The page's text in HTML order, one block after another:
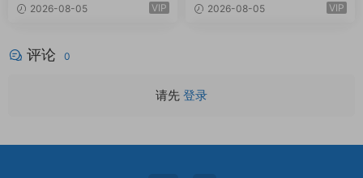
2026-08-05 VIP 2026-08-05 VIP
评论 0
请先 登录